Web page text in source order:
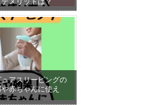
無水調理 笠原将生 も愛用 【TBSショッピング】
アスリーピングの
赤ちゃんに使え